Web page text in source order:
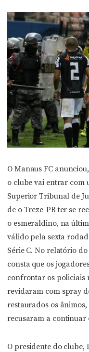
O Manaus FC
o clube vai entrar com
Superior Tribunal de
de o Treze-PB ter se
o esmeraldino, na
válido pela sexta
Série C. No relatório
consta que os
confrontar os policiais
revidaram com spray
restaurados os
recusaram a continuar
O presidente do clube,